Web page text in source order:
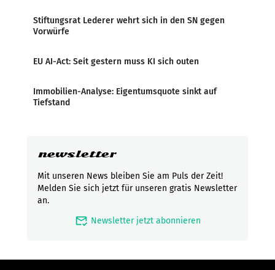
Stiftungsrat Lederer wehrt sich in den SN gegen
Vorwürfe
EU AI-Act: Seit gestern muss KI sich outen
Immobilien-Analyse: Eigentumsquote sinkt auf
Tiefstand
newsletter
Mit unseren News bleiben Sie am Puls der Zeit!
Melden Sie sich jetzt für unseren gratis Newsletter
an.
mark_email_read Newsletter jetzt abonnieren